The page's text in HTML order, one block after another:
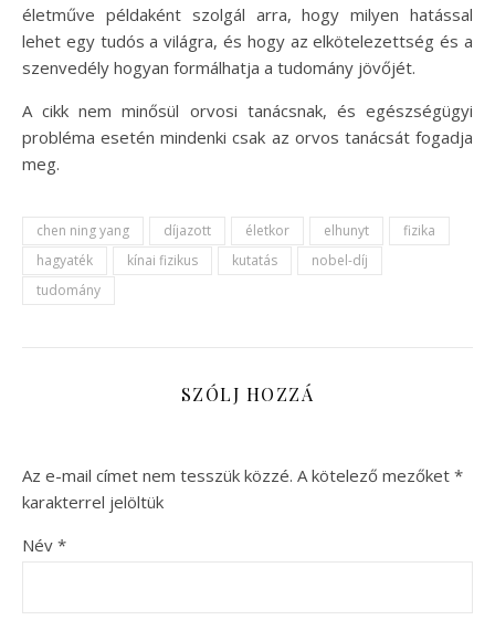
életműve példaként szolgál arra, hogy milyen hatással
lehet egy tudós a világra, és hogy az elkötelezettség és a
szenvedély hogyan formálhatja a tudomány jövőjét.
A cikk nem minősül orvosi tanácsnak, és egészségügyi
probléma esetén mindenki csak az orvos tanácsát fogadja
meg.
chen ning yang díjazott életkor elhunyt
fizika
hagyaték
kínai fizikus kutatás
nobel-díj
tudomány
SZÓLJ HOZZÁ
Az e-mail címet nem tesszük közzé. A kötelező mezőket *
karakterrel jelöltük
Név *